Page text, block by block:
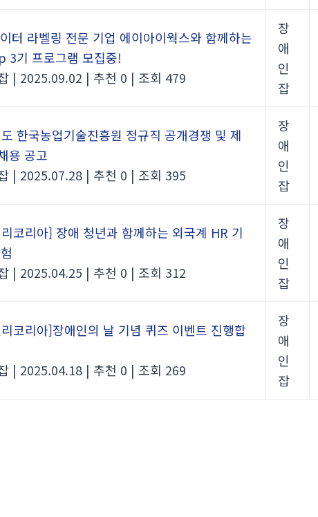
터 라벨링 전문 기업 에이아이웍스와 함께하는
3기 프로그램 모집중!
| 2025.09.02 | 추천 0 | 조회 479
장
애
인
잡
한국농업기술진흥원 정규직 공개경쟁 및 제
용 공고
| 2025.07.28 | 추천 0 | 조회 395
장
애
인
잡
코리아] 장애 청년과 함께하는 외국계 HR 기
| 2025.04.25 | 추천 0 | 조회 312
장
애
인
잡
코리아]장애인의 날 기념 퀴즈 이벤트 진행합
| 2025.04.18 | 추천 0 | 조회 269
장
애
인
잡